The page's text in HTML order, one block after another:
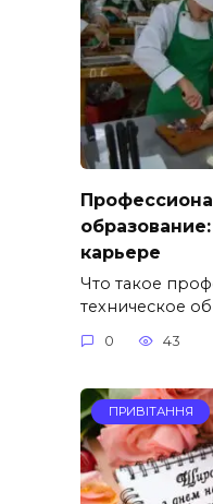
карьере
Что такое
техническое
0 43
ПРИВІТАННЯ